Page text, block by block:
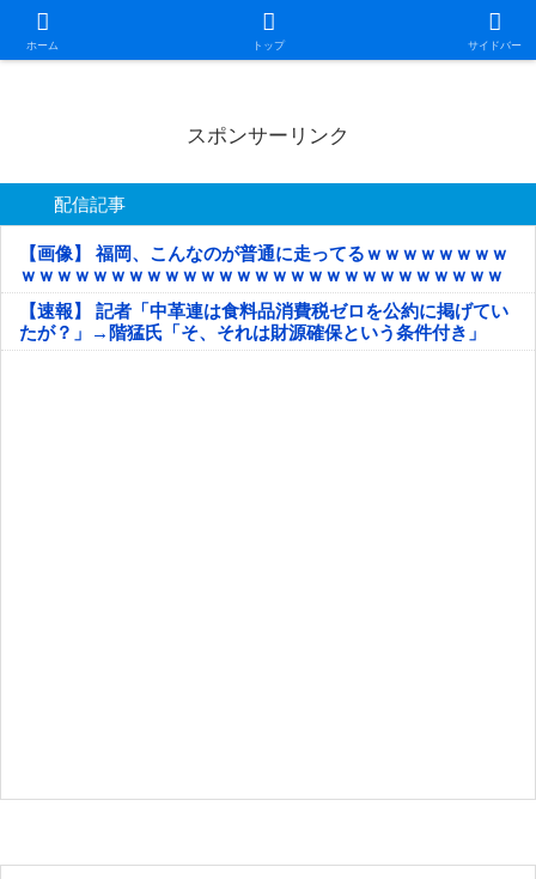
ホーム トップ サイドバー
日本第一！ニュース録
スポンサーリンク
配信記事
【画像】 福岡、こんなのが普通に走ってるｗｗｗｗｗｗｗｗ
ｗｗｗｗｗｗｗｗｗｗｗｗｗｗｗｗｗｗｗｗｗｗｗｗｗｗｗ
ｗｗｗｗｗ
【速報】 記者「中革連は食料品消費税ゼロを公約に掲げてい
たが？」→階猛氏「そ、それは財源確保という条件付き」